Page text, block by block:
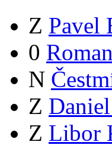
Z Pavel
0
N
Z
Z Libor